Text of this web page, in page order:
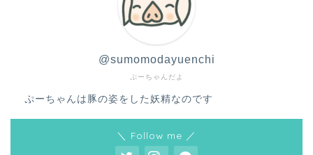
ぷーちゃんだよ
@sumomodayuenchi
ぷーちゃんは豚の姿をした妖精なのです
＼ Follow me ／